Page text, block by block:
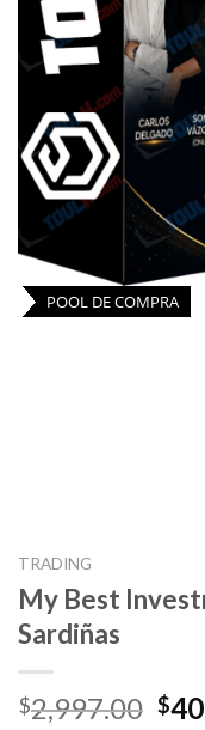
POOL DE COMPRA
TRADING
My Best
Sardiñas
$2,997.00 $